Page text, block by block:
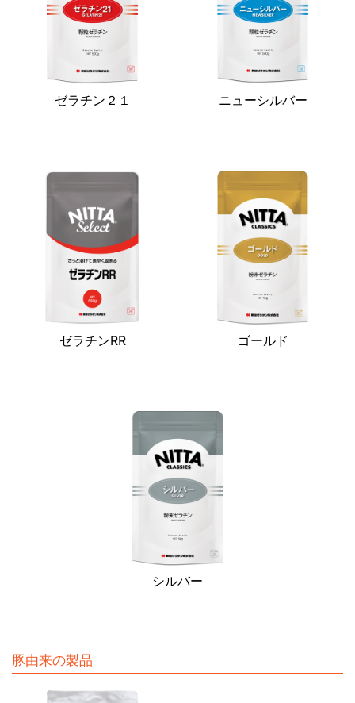
ゼラチン２１ ニューシルバー
ゼラチンRR ゴールド
シルバー
豚由来の製品